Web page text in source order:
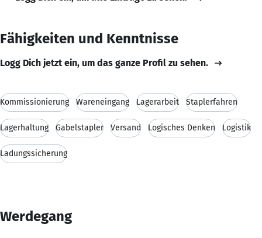
Fähigkeiten und Kenntnisse
Logg Dich jetzt ein, um das ganze Profil zu sehen.
Kommissionierung Wareneingang Lagerarbeit Staplerfahren
Lagerhaltung Gabelstapler Versand Logisches Denken Logistik
Ladungssicherung
Werdegang